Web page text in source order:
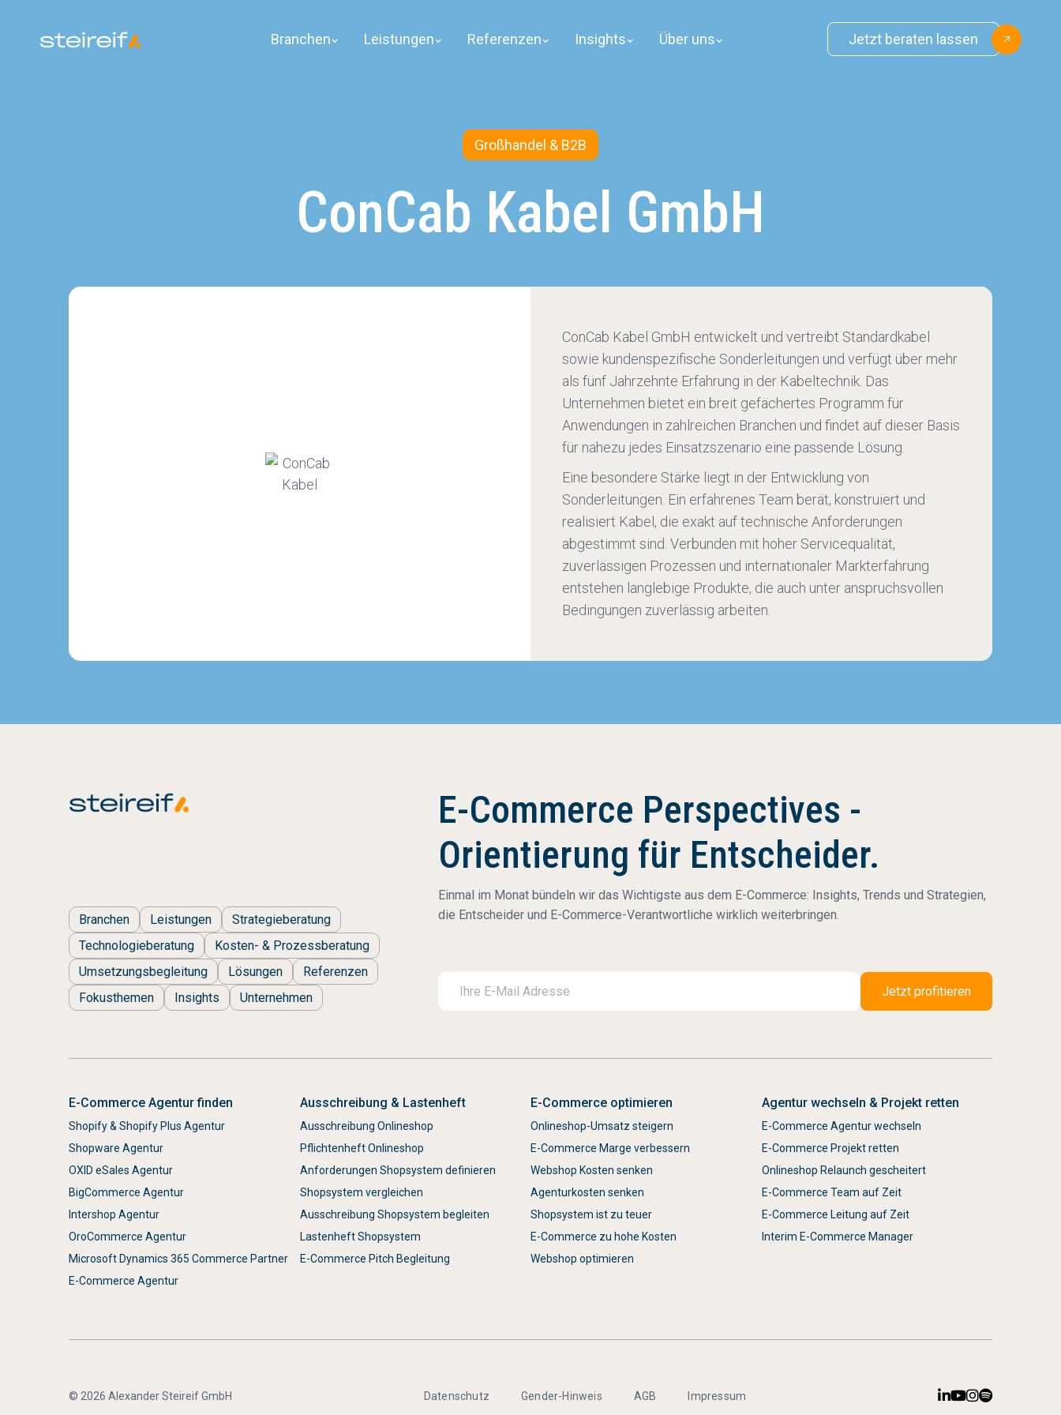
Branchen Leistungen Referenzen Insights Über uns Jetzt beraten lassen
Großhandel & B2B
ConCab Kabel GmbH
ConCab Kabel GmbH entwickelt und vertreibt Standardkabel
sowie kundenspezifische Sonderleitungen und verfügt über mehr
als fünf Jahrzehnte Erfahrung in der Kabeltechnik. Das
Unternehmen bietet ein breit gefächertes Programm für
Anwendungen in zahlreichen Branchen und findet auf dieser Basis
für nahezu jedes Einsatzszenario eine passende Lösung.
Eine besondere Stärke liegt in der Entwicklung von
Sonderleitungen. Ein erfahrenes Team berät, konstruiert und
realisiert Kabel, die exakt auf technische Anforderungen
abgestimmt sind. Verbunden mit hoher Servicequalität,
zuverlässigen Prozessen und internationaler Markterfahrung
entstehen langlebige Produkte, die auch unter anspruchsvollen
Bedingungen zuverlässig arbeiten.
Branchen Leistungen
Strategieberatung
Technologieberatung
Kosten- & Prozessberatung
Umsetzungsbegleitung
Lösungen
Referenzen
Fokusthemen
Insights Unternehmen
E-Commerce Perspectives -
Orientierung für Entscheider.
Einmal im Monat bündeln wir das Wichtigste aus dem E-Commerce: Insights, Trends und Strategien,
die Entscheider und E-Commerce-Verantwortliche wirklich weiterbringen.
E-Commerce Agentur finden
Shopify & Shopify Plus Agentur
Shopware Agentur
OXID eSales Agentur
BigCommerce Agentur
Intershop Agentur
OroCommerce Agentur
Microsoft Dynamics 365 Commerce Partner
E-Commerce Agentur
Ausschreibung & Lastenheft
Ausschreibung Onlineshop
Pflichtenheft Onlineshop
Anforderungen Shopsystem definieren
Shopsystem vergleichen
Ausschreibung Shopsystem begleiten
Lastenheft Shopsystem
E-Commerce Pitch Begleitung
E-Commerce optimieren
Onlineshop-Umsatz steigern
E-Commerce Marge verbessern
Webshop Kosten senken
Agenturkosten senken
Shopsystem ist zu teuer
E-Commerce zu hohe Kosten
Webshop optimieren
Agentur wechseln & Projekt retten
E-Commerce Agentur wechseln
E-Commerce Projekt retten
Onlineshop Relaunch gescheitert
E-Commerce Team auf Zeit
E-Commerce Leitung auf Zeit
Interim E-Commerce Manager
© 2026 Alexander Steireif GmbH Datenschutz Gender-Hinweis AGB Impressum 